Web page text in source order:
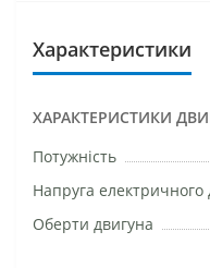
Характеристики
ХАРАКТЕРИСТИКИ
Потужність
Напруга електричного
Оберти двигуна